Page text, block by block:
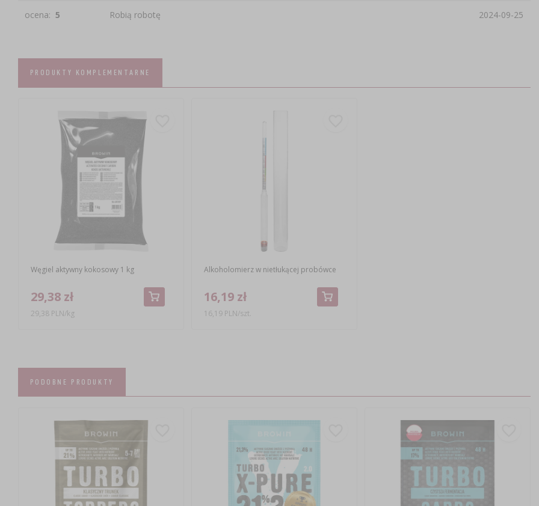
ocena: 5 Robią robotę 2024-09-25
PRODUKTY KOMPLEMENTARNE
Węgiel aktywny kokosowy 1 kg
29,38 zł
29,38 PLN/kg
Alkoholomierz w nietłukącej probówce
16,19 zł
16,19 PLN/szt.
PODOBNE PRODUKTY